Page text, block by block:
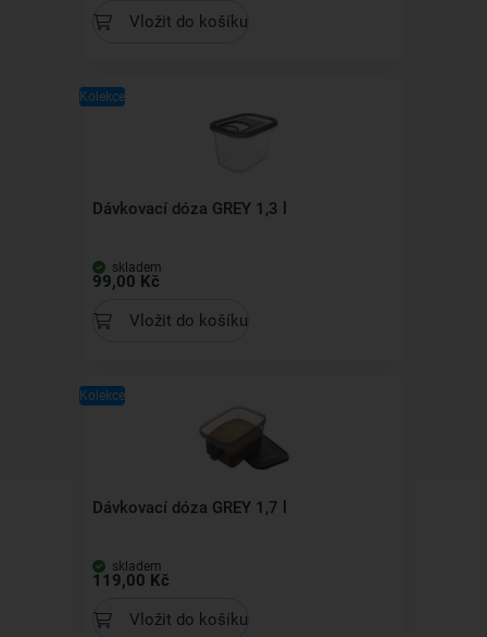
Vložit do košíku
Kolekce
Dávkovací dóza GREY 1,3 l
skladem
99,00 Kč
Vložit do košíku
Kolekce
Dávkovací dóza GREY 1,7 l
skladem
119,00 Kč
Vložit do košíku